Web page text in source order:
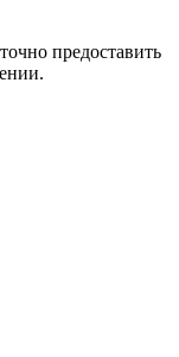
предоставить